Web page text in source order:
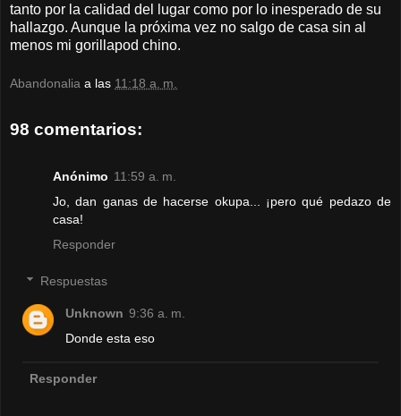
tanto por la calidad del lugar como por lo inesperado de su
hallazgo. Aunque la próxima vez no salgo de casa sin al
menos mi gorillapod chino.
Abandonalia a las 11:18 a. m.
98 comentarios:
Anónimo 11:59 a. m.
Jo, dan ganas de hacerse okupa... ¡pero qué pedazo de
casa!
Responder
Respuestas
Unknown 9:36 a. m.
Donde esta eso
Responder